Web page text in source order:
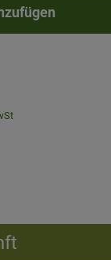
Produkt zum